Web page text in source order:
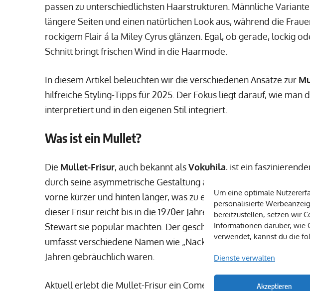
Um eine optimale
personalisierte
bereitzustellen, setzen wir
Informationen darüber, wie
verwendet, kannst du die
Dienste verwalten
Akzeptieren
passen zu unterschiedlichsten Haarstrukturen. Männliche
längere Seiten und einen natürlichen Look aus, während die
rockigem Flair á la Miley Cyrus glänzen. Egal, ob gerade, lockig
Schnitt bringt frischen Wind in die Haarmode.
In diesem Artikel beleuchten wir die verschiedenen Ansätze zur
hilfreiche Styling-Tipps für 2025. Der Fokus liegt darauf, wie man
interpretiert und in den eigenen Stil integriert.
Was ist ein Mullet?
Die Mullet-Frisur, auch bekannt alsVokuhila, ist ein
durch seine asymmetrische Gestaltung auszeichnet. Bei diesem
vorne kürzer und hinten länger, was zu einem markanten
dieser Frisur reicht bis in die 1970er Jahre zurück, als Rockstars
Stewart sie populär machten. Der geschichtliche Hintergrund des
umfasst verschiedene Namen wie „Nackentapete“ oder
Jahren gebräuchlich waren.
Aktuell erlebt die Mullet-Frisur ein Comeback in der modernen